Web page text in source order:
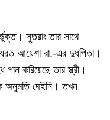
সুতরাং তার সাথে
আয়েশা রা.-এর দুধপিতা।
করিয়েছে তার স্ত্রী।
অনুমতি দেইনি। তখন